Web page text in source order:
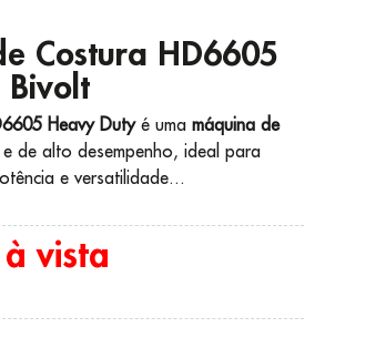
Costura HD6605
Heavy Dutyé uma máquina de
de alto desempenho, ideal para
e versatilidade...
vista